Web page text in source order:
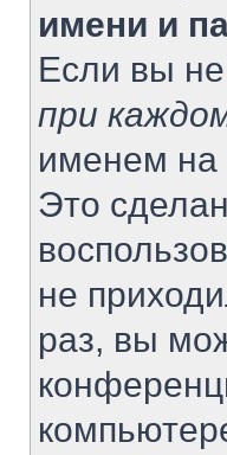
имени и
Если вы
при
именем на
Это
не
раз, вы